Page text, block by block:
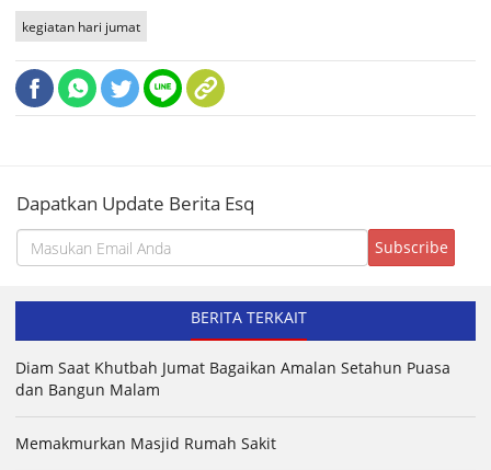
kegiatan hari jumat
Dapatkan Update Berita Esq
BERITA TERKAIT
Diam Saat Khutbah Jumat Bagaikan Amalan Setahun Puasa
dan Bangun Malam
Memakmurkan Masjid Rumah Sakit